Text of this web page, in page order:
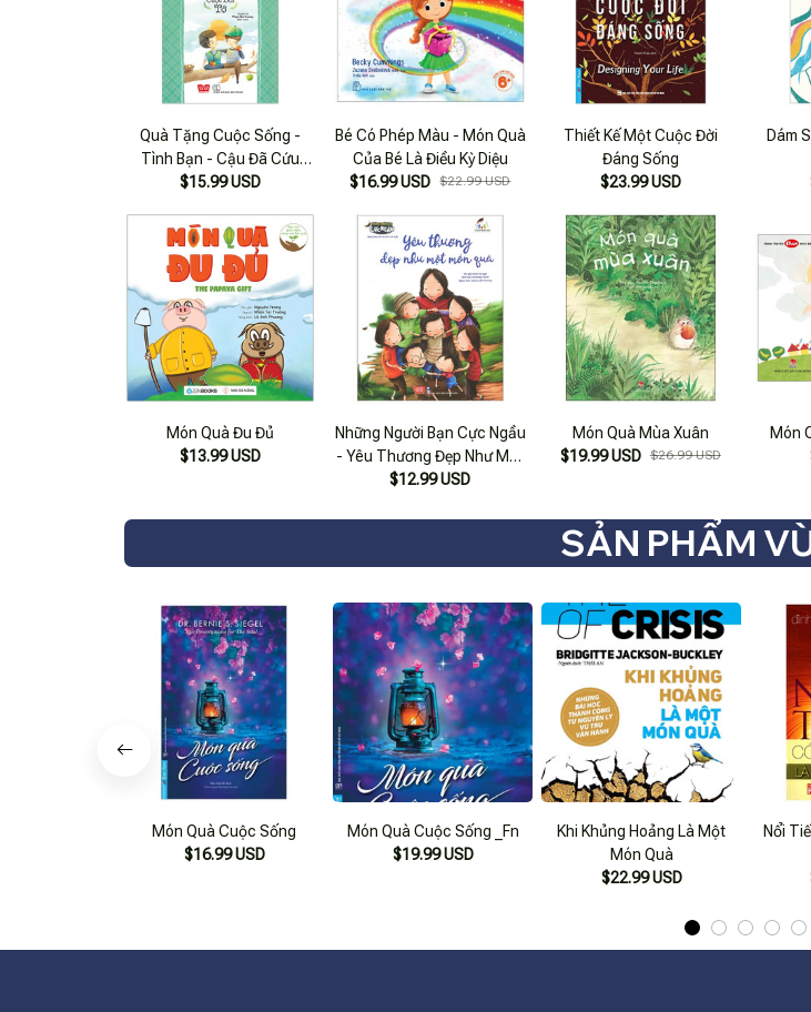
Quà Tặng Cuộc Sống -
Tình Bạn - Cậu Đã Cứu
Sống Cuộc Đời Tớ (tái Bản
$15.99 USD
Bé Có Phép Màu - Món Quà
Của Bé Là Điều Kỳ Diệu
$16.99 USD
$22.99 USD
Thiết Kế Một Cuộc Đời
Đáng Sống
$23.99 USD
Dám
Món Quà Đu Đủ
$13.99 USD
Những Người Bạn Cực Ngầu
- Yêu Thương Đẹp Như Một
Món Quà
$12.99 USD
Món Quà Mùa Xuân
$19.99 USD $26.99 USD
Món
SẢN PHẨM
Món Quà Cuộc Sống
$16.99 USD
Món Quà Cuộc Sống _Fn
$19.99 USD
Khi Khủng Hoảng Là Một
Món Quà
$22.99 USD
Nổi